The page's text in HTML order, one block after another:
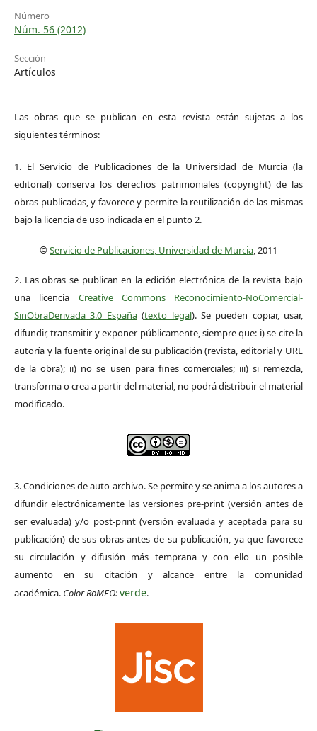
Número
Núm. 56 (2012)
Sección
Artículos
Las obras que se publican en esta revista están sujetas a los
siguientes términos:
1. El Servicio de Publicaciones de la Universidad de Murcia (la
editorial) conserva los derechos patrimoniales (copyright) de las
obras publicadas, y favorece y permite la reutilización de las mismas
bajo la licencia de uso indicada en el punto 2.
©Servicio de Publicaciones, Universidad de Murcia, 2011
2. Las obras se publican en la edición electrónica de la revista bajo
una licencia Creative Commons Reconocimiento-NoComercial-
SinObraDerivada 3.0 España(texto legal). Se pueden copiar, usar,
difundir, transmitir y exponer públicamente, siempre que: i) se cite la
autoría y la fuente original de su publicación (revista, editorial y URL
de la obra); ii) no se usen para fines comerciales; iii) si remezcla,
transforma o crea a partir del material, no podrá distribuir el material
modificado.
3. Condiciones de auto-archivo. Se permite y se anima a los autores a
difundir electrónicamente las versiones pre-print (versión antes de
ser evaluada) y/o post-print (versión evaluada y aceptada para su
publicación) de sus obras antes de su publicación, ya que favorece
su circulación y difusión más temprana y con ello un posible
aumento en su citación y alcance entre la comunidad
académica. Color RoMEO:verde.